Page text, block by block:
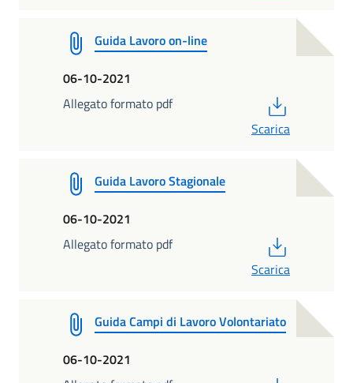
Guida Lavoro on-line
06-10-2021
Allegato formato pdf
Scarica
Guida Lavoro Stagionale
06-10-2021
Allegato formato pdf
Scarica
Guida Campi di Lavoro Volontariato
06-10-2021